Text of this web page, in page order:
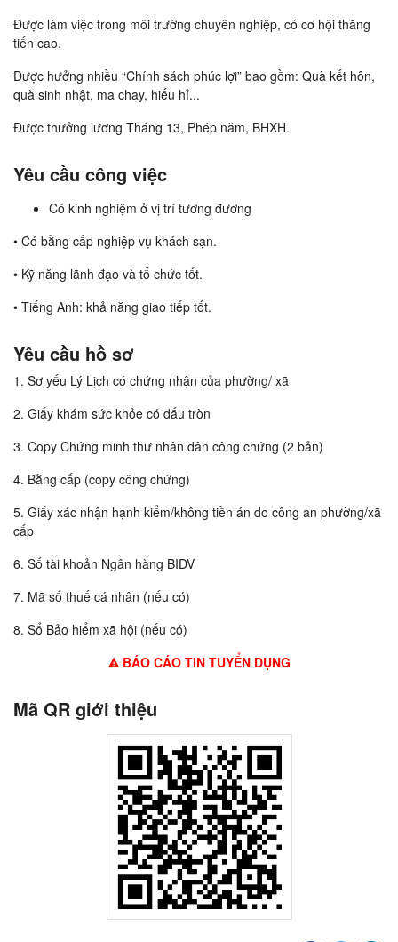
Được làm việc trong môi trường chuyên nghiệp, có cơ hội thăng
tiến cao.
Được hưởng nhiều “Chính sách phúc lợi” bao gồm: Quà kết hôn,
quà sinh nhật, ma chay, hiếu hỉ...
Được thưởng lương Tháng 13, Phép năm, BHXH.
Yêu cầu công việc
Có kinh nghiệm ở vị trí tương đương
• Có bằng cấp nghiệp vụ khách sạn.
• Kỹ năng lãnh đạo và tổ chức tốt.
• Tiếng Anh: khả năng giao tiếp tốt.
Yêu cầu hồ sơ
1. Sơ yếu Lý Lịch có chứng nhận của phường/ xã
2. Giấy khám sức khỏe có dấu tròn
3. Copy Chứng minh thư nhân dân công chứng (2 bản)
4. Bằng cấp (copy công chứng)
5. Giấy xác nhận hạnh kiểm/không tiền án do công an phường/xã
cấp
6. Số tài khoản Ngân hàng BIDV
7. Mã số thuế cá nhân (nếu có)
8. Sổ Bảo hiểm xã hội (nếu có)
BÁO CÁO TIN TUYỂN DỤNG
Mã QR giới thiệu